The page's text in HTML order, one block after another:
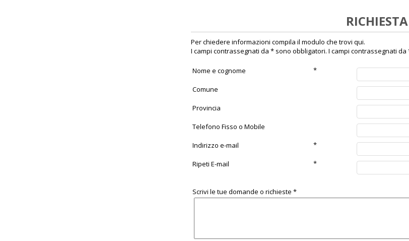
Per chiedere informazioni compila il modulo che trovi qui.
I campi contrassegnati da * sono obbligatori. I campi contrassegnati
Nome e cognome *
Comune
Provincia
Telefono Fisso o Mobile
Indirizzo e-mail *
Ripeti E-mail *
Scrivi le tue domande o richieste *